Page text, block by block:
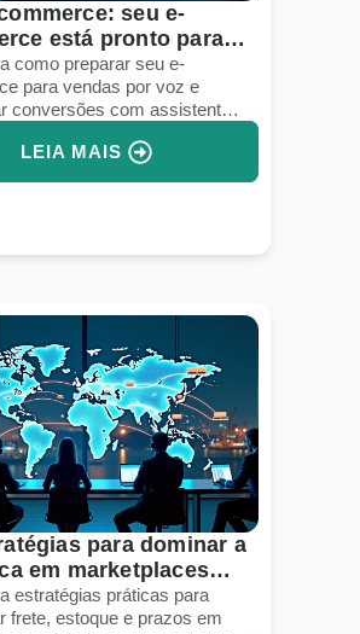
seu e-
está pronto para
por voz?
como preparar seu e-
para vendas por voz e
conversões com assistentes
LEIA MAIS
para dominar a
em marketplaces
estratégias práticas para
frete, estoque e prazos em